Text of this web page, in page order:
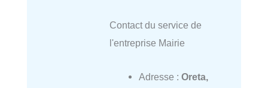
Contact du service de
l'entreprise Mairie
Adresse : Oreta,